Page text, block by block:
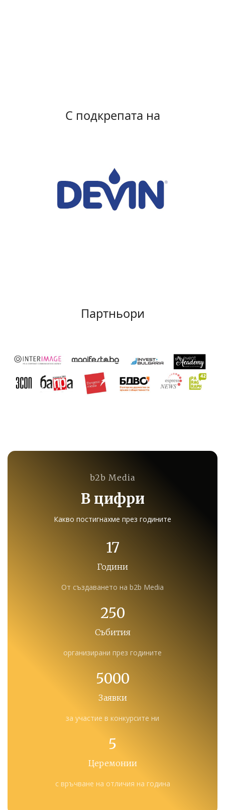
С подкрепата на
Партньори
b2b Media
В цифри
Какво постигнахме през годините
17
Години
От създаването на b2b Media
250
Събития
организирани през годините
5000
Заявки
за участие в конкурсите ни
5
Церемонии
с връчване на отличия на година